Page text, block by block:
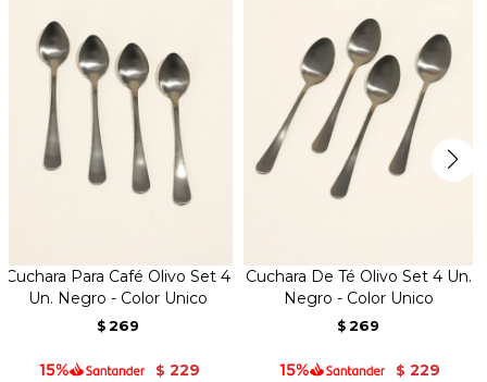
Cuchara Para Café Olivo Set 4
Un. Negro - Color Unico
$ 269
$ 229
Cuchara De Té Olivo Set 4 Un.
Negro - Color Unico
$ 269
$ 229